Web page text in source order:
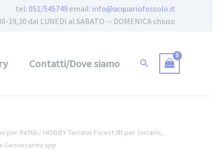
tel: 051/545749 email: info@acquariofossolo.it
dal LUNEDI al SABATO -- DOMENICA chiuso
Contatti/Dove siamo
per Rettili / HOBBY Terrano Forest 8lt per Terrario,
Geosesarma spp